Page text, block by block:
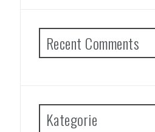
Recent Comments
Kategorie